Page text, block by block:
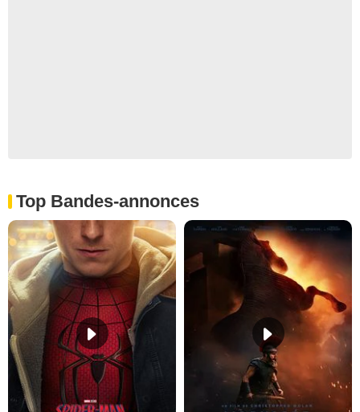
Top Bandes-annonces